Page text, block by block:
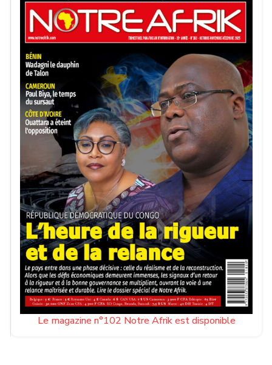
Le magazine n°102 Notre Afrik est disponible